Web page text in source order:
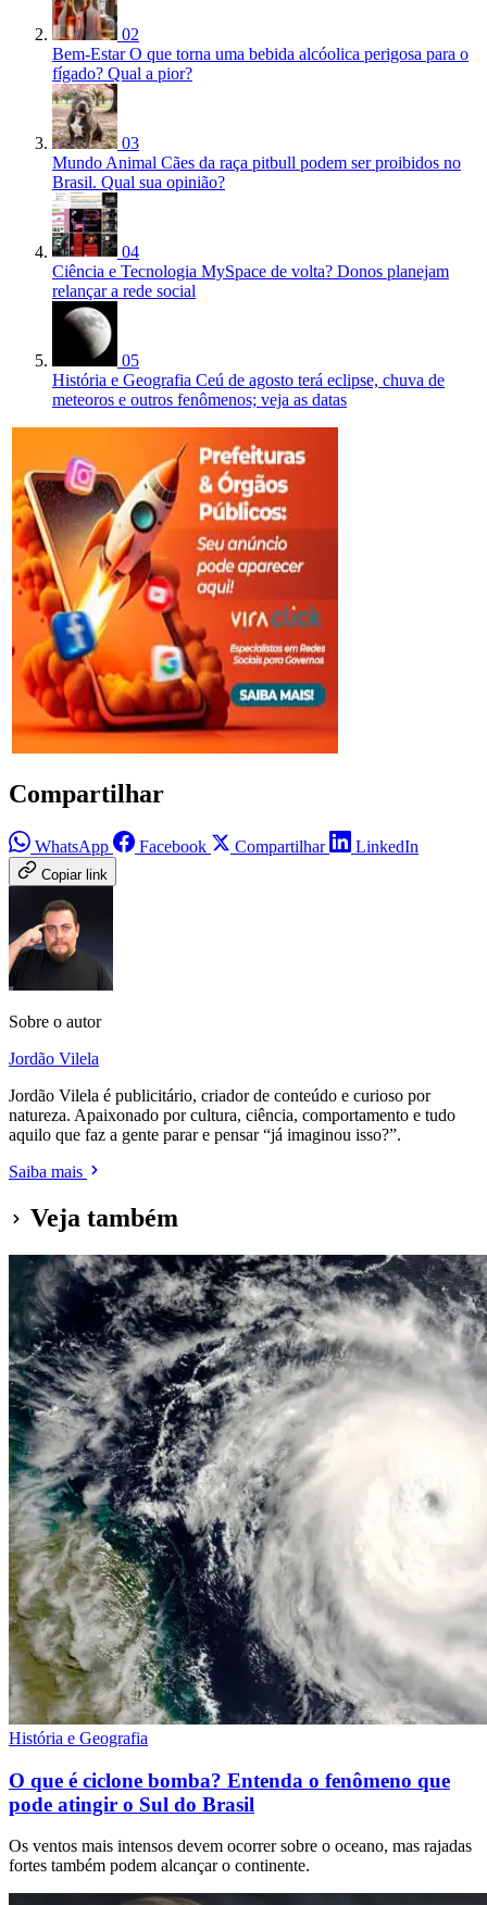
02
Bem-Estar O que torna uma bebida alcóolica perigosa para o
fígado? Qual a pior?
03
Mundo Animal Cães da raça pitbull podem ser proibidos no
Brasil. Qual sua opinião?
04
Ciência e Tecnologia MySpace de volta? Donos planejam
relançar a rede social
05
História e Geografia Ceú de agosto terá eclipse, chuva de
meteoros e outros fenômenos; veja as datas
Compartilhar
WhatsApp Facebook Compartilhar LinkedIn
Copiar link
Sobre o autor
Jordão Vilela
Jordão Vilela é publicitário, criador de conteúdo e curioso por
natureza. Apaixonado por cultura, ciência, comportamento e tudo
aquilo que faz a gente parar e pensar “já imaginou isso?”.
Saiba mais
Veja também
História e Geografia
O que é ciclone bomba? Entenda o fenômeno que
pode atingir o Sul do Brasil
Os ventos mais intensos devem ocorrer sobre o oceano, mas rajadas
fortes também podem alcançar o continente.